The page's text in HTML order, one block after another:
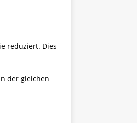
reduziert. Dies
der gleichen